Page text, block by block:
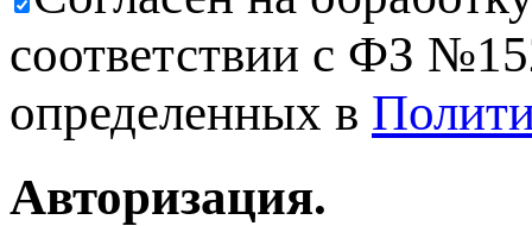
соответствии с ФЗ
определенных в
Авторизация.